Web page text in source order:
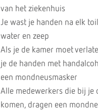
van het ziekenhuis
Je wast je handen na elk
water en zeep
Als je de kamer moet
je de handen met
een mondneusmasker
Alle medewerkers die bij je
komen, dragen een